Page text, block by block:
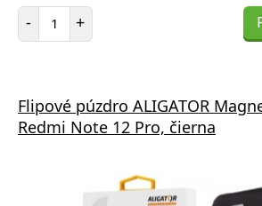
- Počet položiek
+
Flipové púzdro ALIGATOR
Redmi Note 12 Pro, čierna